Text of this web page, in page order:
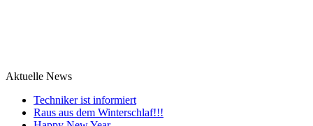
Aktuelle News
Techniker ist informiert
Raus aus dem Winterschlaf!!!